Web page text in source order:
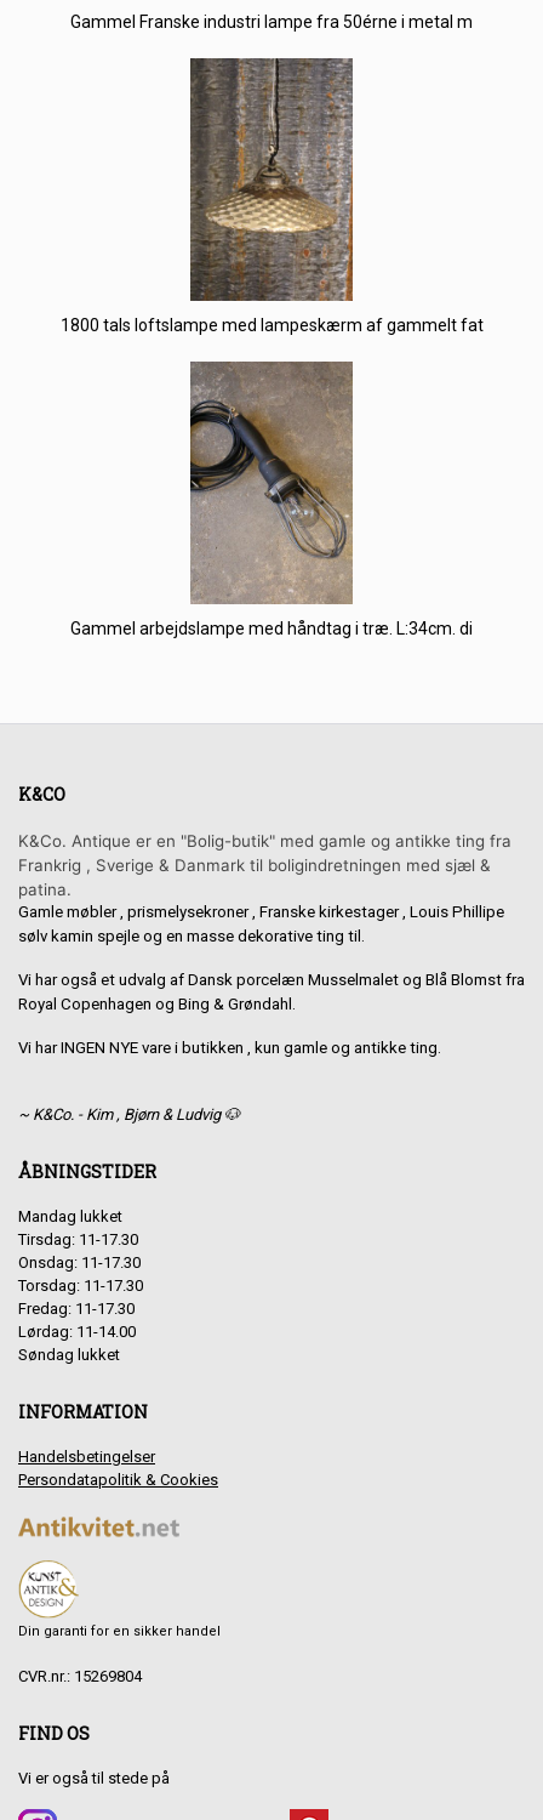
Gammel Franske industri lampe fra 50érne i metal m
1800 tals loftslampe med lampeskærm af gammelt fat
Gammel arbejdslampe med håndtag i træ. L:34cm. di
K&CO
K&Co. Antique er en "Bolig-butik" med gamle og antikke ting fra
Frankrig , Sverige & Danmark til boligindretningen med sjæl &
patina.
Gamle møbler , prismelysekroner , Franske kirkestager , Louis Phillipe
sølv kamin spejle og en masse dekorative ting til.
Vi har også et udvalg af Dansk porcelæn Musselmalet og Blå Blomst fra
Royal Copenhagen og Bing & Grøndahl.
Vi har INGEN NYE vare i butikken , kun gamle og antikke ting.
~ K&Co. - Kim , Bjørn & Ludvig 🐶
ÅBNINGSTIDER
Mandag lukket
Tirsdag: 11-17.30
Onsdag: 11-17.30
Torsdag: 11-17.30
Fredag: 11-17.30
Lørdag: 11-14.00
Søndag lukket
INFORMATION
Handelsbetingelser
Persondatapolitik & Cookies
Din garanti for en sikker handel
CVR.nr.: 15269804
FIND OS
Vi er også til stede på